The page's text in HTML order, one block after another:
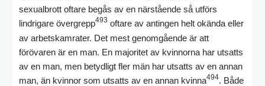
sexualbrott oftare begås av en närstående så utförs
lindrigare övergrepp493 oftare av antingen helt okända eller
av arbetskamrater. Det mest genomgående är att
förövaren är en man. En majoritet av kvinnorna har utsatts
av en man, men betydligt fler män har utsatts av en annan
man, än kvinnor som utsatts av en annan kvinna494. Både